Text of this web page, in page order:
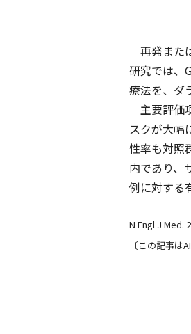
再発また
研究では、
療法を、ダ
主要評価
スクが大幅
性率も対照
内であり、
例に対する
N Engl J Med.
〔この記事は